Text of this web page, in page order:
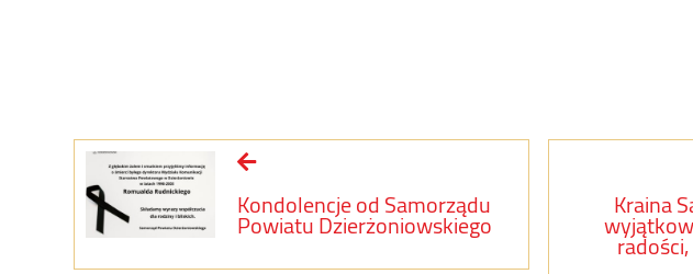
Kondolencje od Samorządu
Powiatu Dzierżoniowskiego
Kraina